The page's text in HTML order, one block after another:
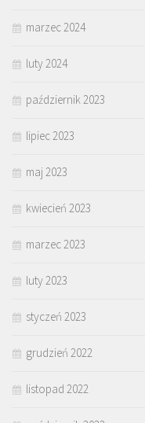
marzec 2024
luty 2024
październik 2023
lipiec 2023
maj 2023
kwiecień 2023
marzec 2023
luty 2023
styczeń 2023
grudzień 2022
listopad 2022